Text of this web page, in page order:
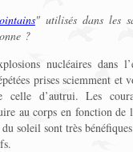
" utilisés dans les
?
nucléaires dans
prises sciemment
d’autrui. Les
au corps en fonction de
soleil sont très